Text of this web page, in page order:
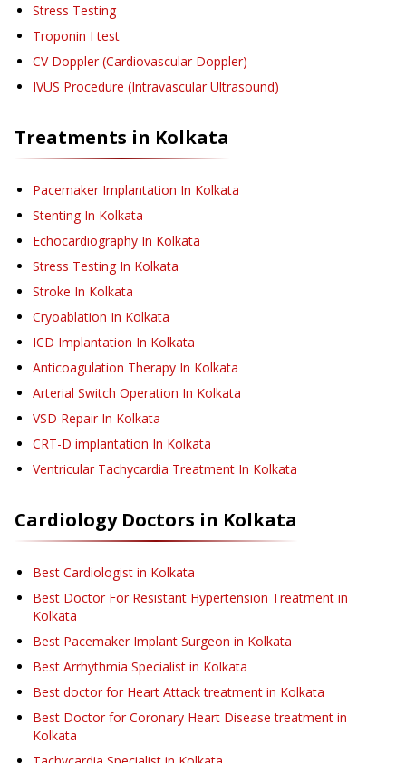
Stress Testing
Troponin I test
CV Doppler (Cardiovascular Doppler)
IVUS Procedure (Intravascular Ultrasound)
Treatments in Kolkata
Pacemaker Implantation In Kolkata
Stenting In Kolkata
Echocardiography In Kolkata
Stress Testing In Kolkata
Stroke In Kolkata
Cryoablation In Kolkata
ICD Implantation In Kolkata
Anticoagulation Therapy In Kolkata
Arterial Switch Operation In Kolkata
VSD Repair In Kolkata
CRT-D implantation In Kolkata
Ventricular Tachycardia Treatment In Kolkata
CardiologyDoctors in Kolkata
Best Cardiologist in Kolkata
Best Doctor For Resistant Hypertension Treatment in
Kolkata
Best Pacemaker Implant Surgeon in Kolkata
Best Arrhythmia Specialist in Kolkata
Best doctor for Heart Attack treatment in Kolkata
Best Doctor for Coronary Heart Disease treatment in
Kolkata